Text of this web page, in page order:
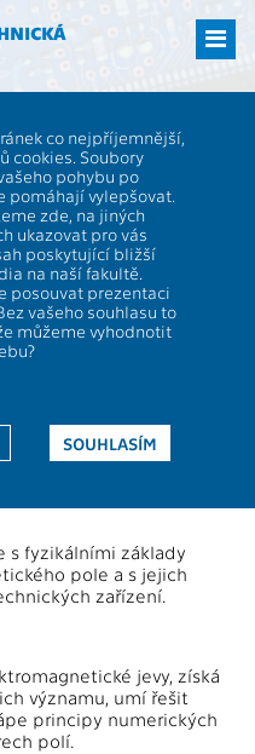
co nejpříjemnější,
cookies. Soubory
pohybu po
pomáhají vylepšovat.
zde, na jiných
ukazovat pro vás
poskytující bližší
na naší fakultě.
posouvat prezentaci
vašeho souhlasu to
můžeme vyhodnotit
SOUHLASÍM
B1B17EMP
pole
Rozsah
výuky:
Jazyk výuky:
Zakončení:
Kreditů:
s fyzikálními základy
pole a s jejich
zařízení.
jevy, získá
významu, umí řešit
principy numerických
polí.